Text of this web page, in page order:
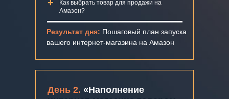
Как выбрать товар для продажи на
Амазон?
+
Результат дня: Пошаговый план запуска
вашего интернет-магазина на Амазон
День 2. «Наполнение